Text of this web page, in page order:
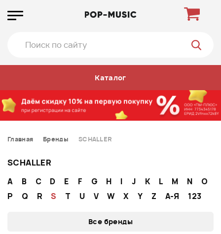
Каталог
Главная Бренды SCHALLER
SCHALLER
A B C D E F G H I J K L M N
O
P
Q R S T U V W X Y Z А-Я 123
Все бренды